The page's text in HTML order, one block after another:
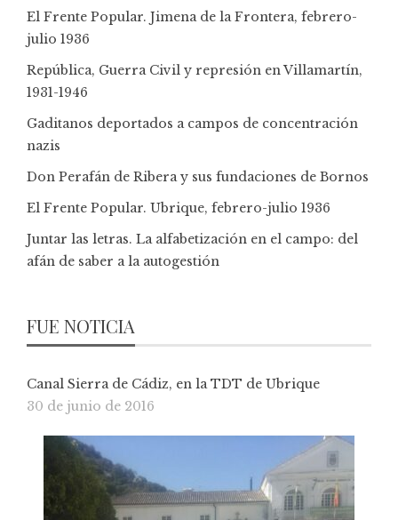
El Frente Popular. Jimena de la Frontera, febrero-
julio 1936
República, Guerra Civil y represión en Villamartín,
1931-1946
Gaditanos deportados a campos de concentración
nazis
Don Perafán de Ribera y sus fundaciones de Bornos
El Frente Popular. Ubrique, febrero-julio 1936
Juntar las letras. La alfabetización en el campo: del
afán de saber a la autogestión
FUE NOTICIA
Canal Sierra de Cádiz, en la TDT de Ubrique
30 de junio de 2016